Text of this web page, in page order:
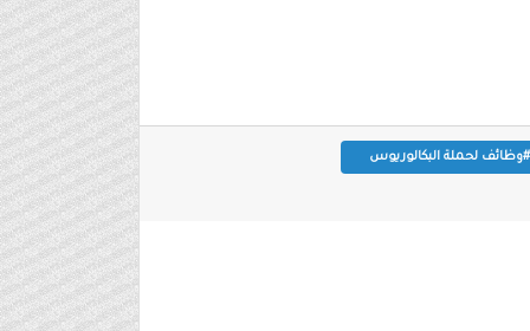
#وظائف لحملة البكالوريوس